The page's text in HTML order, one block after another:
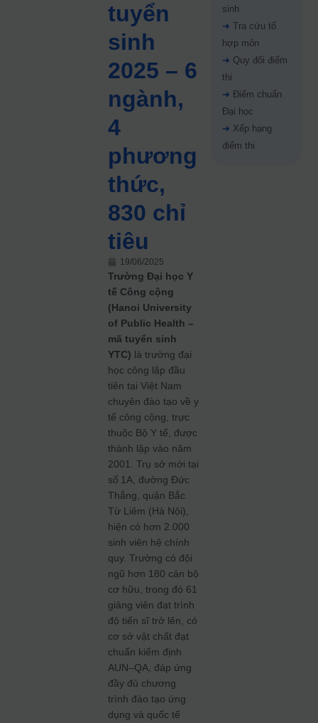
tuyển
sinh
2025 – 6
ngành,
4
phương
thức,
830 chỉ
tiêu
19/06/2025
Trường Đại học Y
tế Công cộng
(Hanoi University
of Public Health –
mã tuyển sinh
YTC) là trường đại
học công lập đầu
tiên tại Việt Nam
chuyên đào tạo về y
tế công cộng, trực
thuộc Bộ Y tế, được
thành lập vào năm
2001. Trụ sở mới tại
số 1A, đường Đức
Thắng, quận Bắc
Từ Liêm (Hà Nội),
hiện có hơn 2.000
sinh viên hệ chính
quy. Trường có đội
ngũ hơn 180 cán bộ
cơ hữu, trong đó 61
giảng viên đạt trình
độ tiến sĩ trở lên, có
cơ sở vật chất đạt
chuẩn kiểm định
AUN–QA, đáp ứng
đầy đủ chương
trình đào tạo ứng
dụng và quốc tế
sinh
➜ Tra cứu tổ
hợp môn
➜ Quy đổi điểm
thi
➜ Điểm chuẩn
Đại học
➜ Xếp hạng
điểm thi